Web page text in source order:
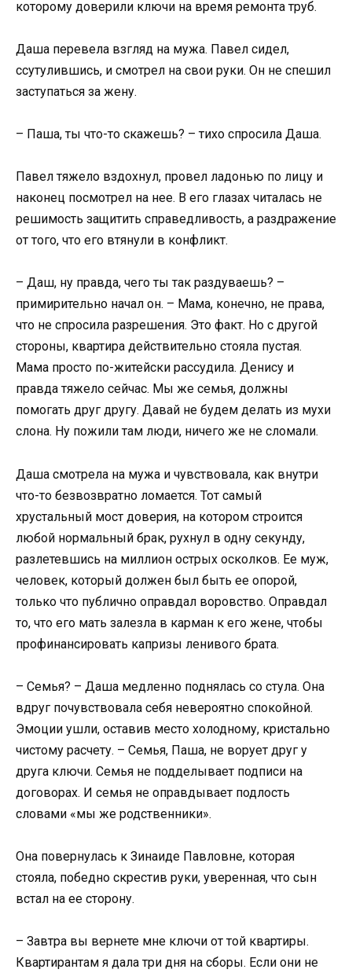
которому доверили ключи на время ремонта труб.
Даша перевела взгляд на мужа. Павел сидел,
ссутулившись, и смотрел на свои руки. Он не спешил
заступаться за жену.
– Паша, ты что-то скажешь? – тихо спросила Даша.
Павел тяжело вздохнул, провел ладонью по лицу и
наконец посмотрел на нее. В его глазах читалась не
решимость защитить справедливость, а раздражение
от того, что его втянули в конфликт.
– Даш, ну правда, чего ты так раздуваешь? –
примирительно начал он. – Мама, конечно, не права,
что не спросила разрешения. Это факт. Но с другой
стороны, квартира действительно стояла пустая.
Мама просто по-житейски рассудила. Денису и
правда тяжело сейчас. Мы же семья, должны
помогать друг другу. Давай не будем делать из мухи
слона. Ну пожили там люди, ничего же не сломали.
Даша смотрела на мужа и чувствовала, как внутри
что-то безвозвратно ломается. Тот самый
хрустальный мост доверия, на котором строится
любой нормальный брак, рухнул в одну секунду,
разлетевшись на миллион острых осколков. Ее муж,
человек, который должен был быть ее опорой,
только что публично оправдал воровство. Оправдал
то, что его мать залезла в карман к его жене, чтобы
профинансировать капризы ленивого брата.
– Семья? – Даша медленно поднялась со стула. Она
вдруг почувствовала себя невероятно спокойной.
Эмоции ушли, оставив место холодному, кристально
чистому расчету. – Семья, Паша, не ворует друг у
друга ключи. Семья не подделывает подписи на
договорах. И семья не оправдывает подлость
словами «мы же родственники».
Она повернулась к Зинаиде Павловне, которая
стояла, победно скрестив руки, уверенная, что сын
встал на ее сторону.
– Завтра вы вернете мне ключи от той квартиры.
Квартирантам я дала три дня на сборы. Если они не